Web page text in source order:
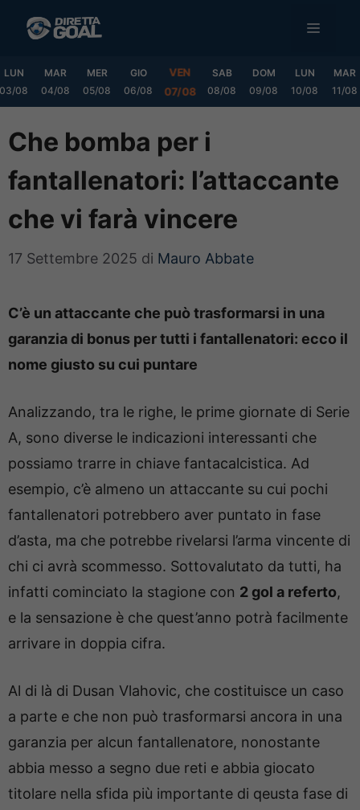
MENU
LUN
03/08
MAR
04/08
MER
05/08
GIO
06/08
VEN
07/08
SAB
08/08
DOM
09/08
LUN
10/08
MAR
11/08
Che bomba per i
fantallenatori: l’attaccante
che vi farà vincere
17 Settembre 2025 di Mauro Abbate
C’è un attaccante che può trasformarsi in una
garanzia di bonus per tutti i fantallenatori: ecco il
nome giusto su cui puntare
Analizzando, tra le righe, le prime giornate di Serie
A, sono diverse le indicazioni interessanti che
possiamo trarre in chiave fantacalcistica. Ad
esempio, c’è almeno un attaccante su cui pochi
fantallenatori potrebbero aver puntato in fase
d’asta, ma che potrebbe rivelarsi l’arma vincente di
chi ci avrà scommesso. Sottovalutato da tutti, ha
infatti cominciato la stagione con 2 gol a referto,
e la sensazione è che quest’anno potrà facilmente
arrivare in doppia cifra.
Al di là di Dusan Vlahovic, che costituisce un caso
a parte e che non può trasformarsi ancora in una
garanzia per alcun fantallenatore, nonostante
abbia messo a segno due reti e abbia giocato
titolare nella sfida più importante di qeusta fase di